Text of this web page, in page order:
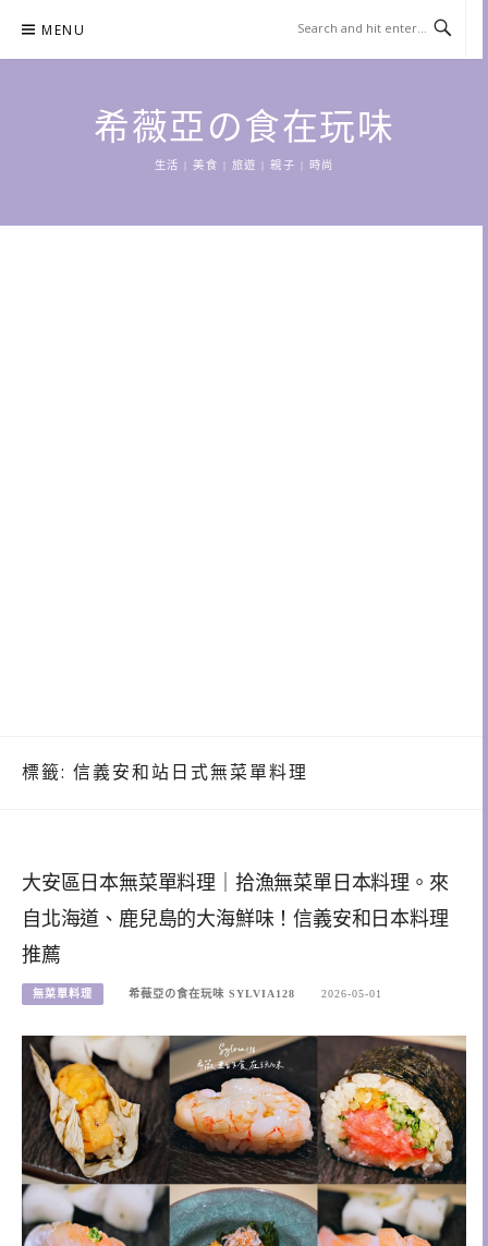
content
MENU
希薇亞の食在玩味
生活 | 美食 | 旅遊 | 親子 | 時尚
標籤: 信義安和站日式無菜單料理
大安區日本無菜單料理｜拾漁無菜單日本料理。來
自北海道、鹿兒島的大海鮮味！信義安和日本料理
推薦
無菜單料理 希薇亞の食在玩味 SYLVIA128 2026-05-01